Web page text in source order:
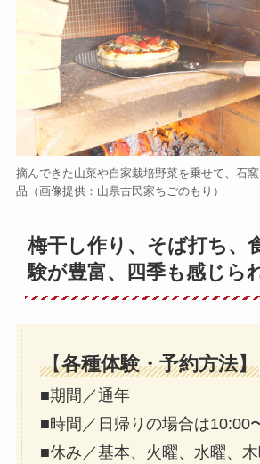
摘んできた山菜や自家栽培野菜を乗せて、石
品（画像提供：山県古民家ちごのもり）
梅干し作り、そば打ち、
験が豊富、四季も感じら
【各種体験・予約方法】
■期間／通年
■時間／日帰りの場合は10:00
■休み／基本、火曜、水曜、